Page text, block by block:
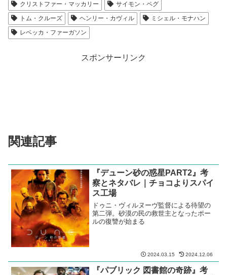
クリストファー・マッカリー
サイモン・ペグ
トム・クルーズ
ヘンリー・カヴィル
ミシェル・モナハン
レベッカ・ファーガソン
スポンサーリンク
関連記事
『デューン砂の惑星PART2』考
察とネタバレ｜チョコよりスパイ
ス工場
ドゥニ・ヴィルヌーヴ監督による待望の
第二弾。砂漠の民の救世主となったポー
ルの復讐が始まる
2024.03.15 2024.12.06
『パブリック 図書館の奇跡』考